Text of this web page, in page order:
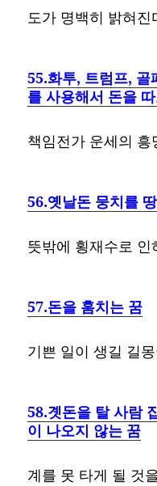
도가 명백히 밝혀진
55.화투, 트럼프, 골
를 사용해서 돈을
책임전가 운세의
56.옛날돈 뭉치를
뜻밖에 횡재수로
57.돈을 훔치는 꿈
기쁜 일이 생길 길
58.곗돈을 탈 사람
이 나오지 않는 꿈
계를 못 타게 될 것